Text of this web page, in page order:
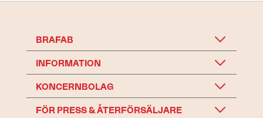
BRAFAB
INFORMATION
KONCERNBOLAG
FÖR PRESS & ÅTERFÖRSÄLJARE